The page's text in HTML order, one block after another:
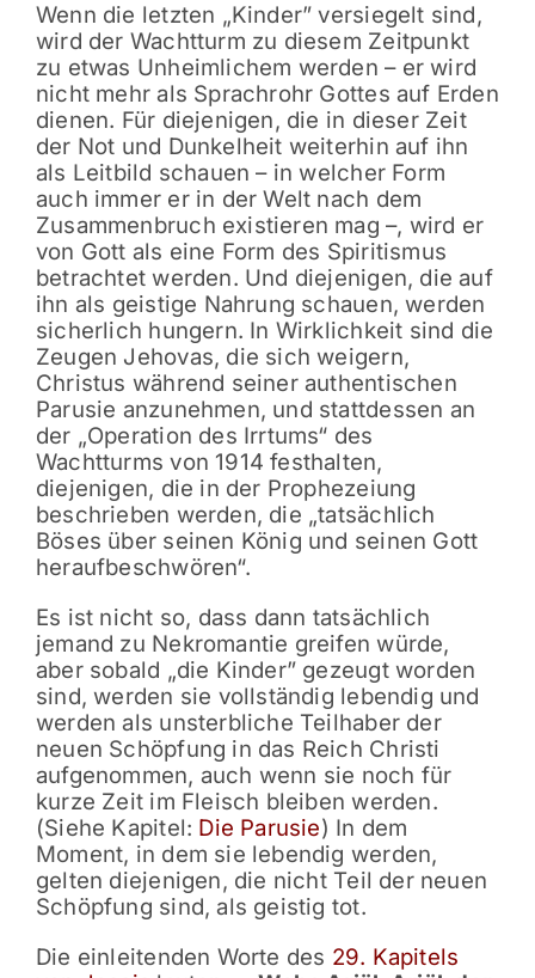
Wenn die letzten „Kinder” versiegelt sind,
wird der Wachtturm zu diesem Zeitpunkt
zu etwas Unheimlichem werden – er wird
nicht mehr als Sprachrohr Gottes auf Erden
dienen. Für diejenigen, die in dieser Zeit
der Not und Dunkelheit weiterhin auf ihn
als Leitbild schauen – in welcher Form
auch immer er in der Welt nach dem
Zusammenbruch existieren mag –, wird er
von Gott als eine Form des Spiritismus
betrachtet werden. Und diejenigen, die auf
ihn als geistige Nahrung schauen, werden
sicherlich hungern. In Wirklichkeit sind die
Zeugen Jehovas, die sich weigern,
Christus während seiner authentischen
Parusie anzunehmen, und stattdessen an
der „Operation des Irrtums“ des
Wachtturms von 1914 festhalten,
diejenigen, die in der Prophezeiung
beschrieben werden, die „tatsächlich
Böses über seinen König und seinen Gott
heraufbeschwören“.
Es ist nicht so, dass dann tatsächlich
jemand zu Nekromantie greifen würde,
aber sobald „die Kinder” gezeugt worden
sind, werden sie vollständig lebendig und
werden als unsterbliche Teilhaber der
neuen Schöpfung in das Reich Christi
aufgenommen, auch wenn sie noch für
kurze Zeit im Fleisch bleiben werden.
(Siehe Kapitel: Die Parusie) In dem
Moment, in dem sie lebendig werden,
gelten diejenigen, die nicht Teil der neuen
Schöpfung sind, als geistig tot.
Die einleitenden Worte des 29. Kapitels